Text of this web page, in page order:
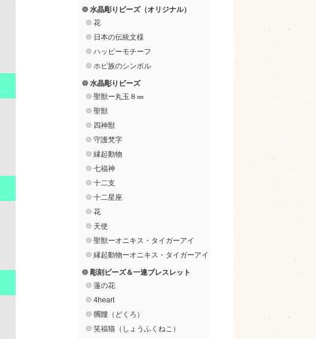
水晶彫りビーズ（オリジナル）
花
日本の伝統文様
ハッピーモチーフ
ホピ族のシンボル
水晶彫りビーズ
聖獣ー丸玉８㎜
聖獣
四神獣
守護梵字
縁起動物
七福神
十二支
十二星座
花
天使
聖獣ーオニキス・タイガーアイ
縁起動物ーオニキス・タイガーアイ
彫刻ビーズ＆一連ブレスレット
蓮の花
4heart
髑髏（どくろ）
笑福猫（しょうふくねこ）